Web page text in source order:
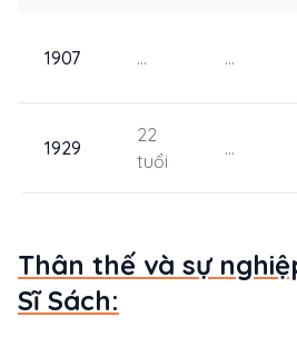
1907 ... ...
1929
22
tuổi
...
Thân thế và sự
Sĩ Sách: